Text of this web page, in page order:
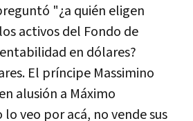
"¿a quién eligen
activos del Fondo de
en dólares?
El príncipe Massimino
alusión a Máximo
lo veo por acá, no vende sus